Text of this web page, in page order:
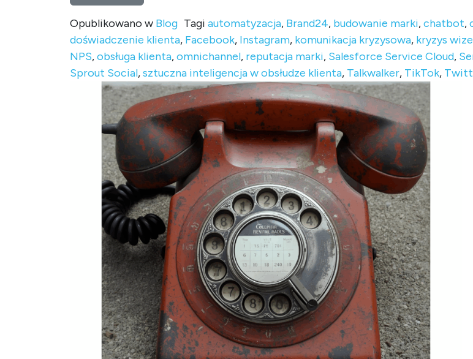
Opublikowano w Blog Tagi automatyzacja, Brand24, budowanie marki,chatbot,
doświadczenie klienta, Facebook, Instagram, komunikacja kryzysowa, kryzys
NPS,obsługa klienta,omnichannel, reputacja marki, Salesforce Service Cloud,
Sprout Social,sztuczna inteligencja w obsłudze klienta, Talkwalker, TikTok,